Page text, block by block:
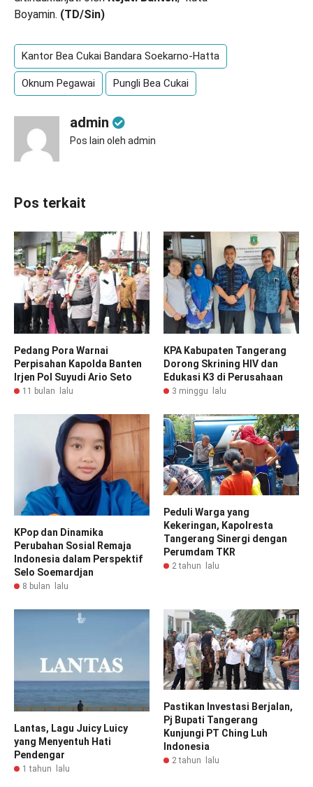
Boyamin. (TD/Sin)
Kantor Bea Cukai Bandara Soekarno-Hatta
Oknum Pegawai Pungli Bea Cukai
admin
Pos lain oleh admin
Pos terkait
Pedang Pora Warnai
Perpisahan Kapolda Banten
Irjen Pol Suyudi Ario Seto
11 bulan lalu
KPA Kabupaten Tangerang
Dorong Skrining HIV dan
Edukasi K3 di Perusahaan
3 minggu lalu
KPop dan Dinamika
Perubahan Sosial Remaja
Indonesia dalam Perspektif
Selo Soemardjan
8 bulan lalu
Peduli Warga yang
Kekeringan, Kapolresta
Tangerang Sinergi dengan
Perumdam TKR
2 tahun lalu
Lantas, Lagu Juicy Luicy
yang Menyentuh Hati
Pendengar
1 tahun lalu
Pastikan Investasi Berjalan,
Pj Bupati Tangerang
Kunjungi PT Ching Luh
Indonesia
2 tahun lalu